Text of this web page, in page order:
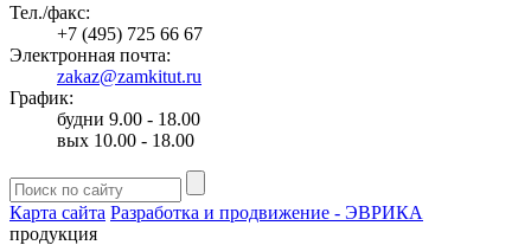
Тел./факс:
+7 (495) 725 66 67
Электронная почта:
zakaz@zamkitut.ru
График:
будни 9.00 - 18.00
вых 10.00 - 18.00
Карта сайта Разработка и продвижение - ЭВРИКА
продукция